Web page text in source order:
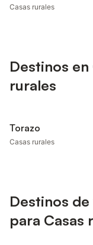
Casas rurales
Destinos
rurales
Torazo
Casas rurales
Destinos
para Casas